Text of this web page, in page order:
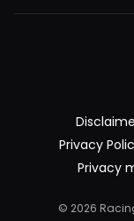
Privacy
Privacy
© 2026